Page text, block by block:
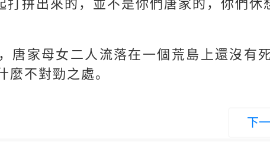
打拼出來的，並不是你們唐家的，你們
唐家母女二人流落在一個荒島上還沒有
不對勁之處。
下